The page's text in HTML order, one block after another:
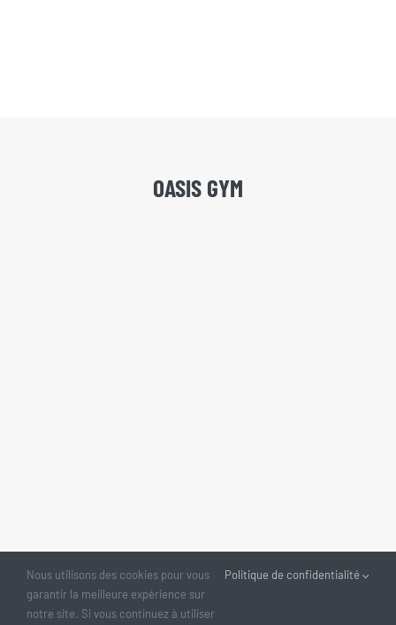
OASIS GYM
Nous utilisons des cookies pour vous
garantir la meilleure expérience sur
notre site. Si vous continuez à utiliser
Politique de confidentialité